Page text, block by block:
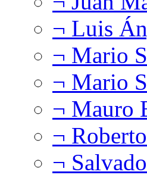
¬ Luis
¬ Mario
¬ Mario
¬ Mauro
¬
¬